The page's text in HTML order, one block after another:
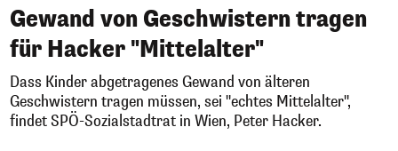
Gewand von Geschwistern tragen
für Hacker "Mittelalter"
Dass Kinder abgetragenes Gewand von älteren
Geschwistern tragen müssen, sei "echtes Mittelalter",
findet SPÖ-Sozialstadtrat in Wien, Peter Hacker.